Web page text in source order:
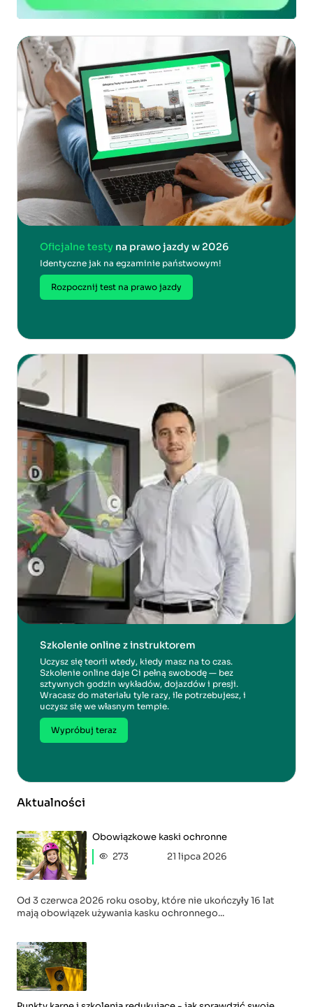
Oficjalne testy na prawo jazdy w 2026
Identyczne jak na egzaminie państwowym!
Rozpocznij test na prawo jazdy
Szkolenie online z instruktorem
Uczysz się teorii wtedy, kiedy masz na to czas.
Szkolenie online daje Ci pełną swobodę — bez
sztywnych godzin wykładów, dojazdów i presji.
Wracasz do materiału tyle razy, ile potrzebujesz, i
uczysz się we własnym tempie.
Wypróbuj teraz
Aktualności
Obowiązkowe kaski ochronne
273
21 lipca 2026
Od 3 czerwca 2026 roku osoby, które nie ukończyły 16 lat
mają obowiązek używania kasku ochronnego...